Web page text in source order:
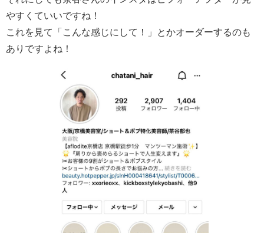
やすくていいですね！
これを見て「こんな感じにして！」とかオーダーするのも
ありですよね！